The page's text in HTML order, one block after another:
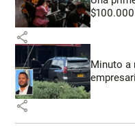
share
Minuto a
share